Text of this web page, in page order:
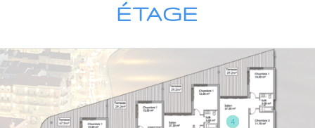
ÉTAGE
4